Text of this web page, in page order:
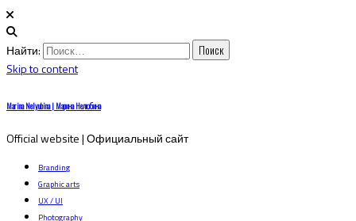
Найти:
Skip to content
Marina Nelyubina | Марина Нелюбина
Official website | Официальный сайт
Branding
Graphic arts
UX / UI
Photography